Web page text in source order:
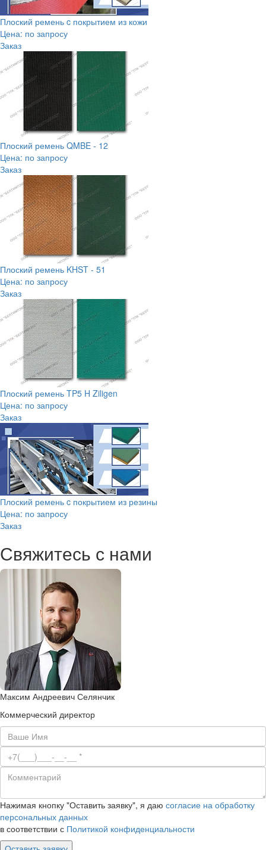
Плоский ремень c покрытием из кожи
Цена: по запросу
Заказ
Плоский ремень QMBE - 12
Цена: по запросу
Заказ
Плоский ремень KHST - 51
Цена: по запросу
Заказ
Плоский ремень TP5 H Ziligen
Цена: по запросу
Заказ
Плоский ремень c покрытием из резины
Цена: по запросу
Заказ
Свяжитесь с нами
Максим Андреевич Селянчик
Коммерческий директор
Нажимая кнопку "Оставить заявку", я даю согласие на обработку
персональных данных
в соответствии с Политикой конфиденциальности